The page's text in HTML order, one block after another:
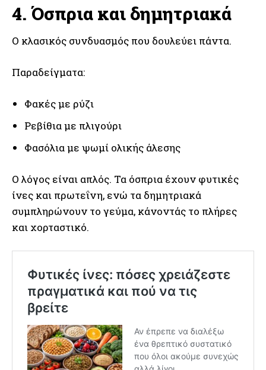
4. Όσπρια και δημητριακά
Ο κλασικός συνδυασμός που δουλεύει πάντα.
Παραδείγματα:
Φακές με ρύζι
Ρεβίθια με πλιγούρι
Φασόλια με ψωμί ολικής άλεσης
Ο λόγος είναι απλός. Τα όσπρια έχουν φυτικές
ίνες και πρωτεΐνη, ενώ τα δημητριακά
συμπληρώνουν το γεύμα, κάνοντάς το πλήρες
και χορταστικό.